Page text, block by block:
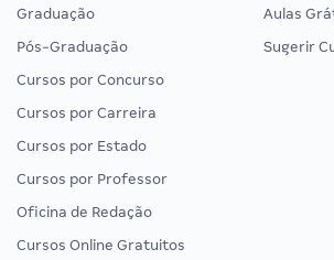
Graduação
Pós-Graduação
Cursos por Concurso
Cursos por Carreira
Cursos por Estado
Cursos por Professor
Oficina de Redação
Cursos Online Gratuitos
Aulas
Sugerir